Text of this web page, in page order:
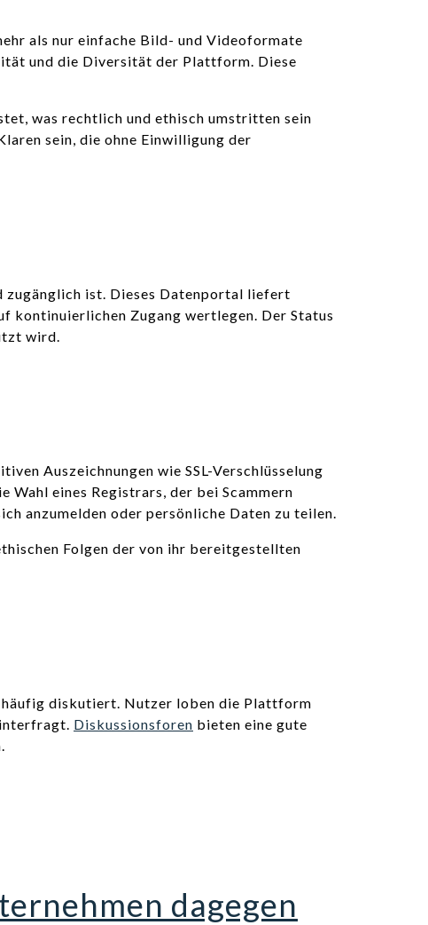
als nur einfache Bild- und Videoformate
und die Diversität der Plattform. Diese
was rechtlich und ethisch umstritten sein
sein, die ohne Einwilligung der
zugänglich ist. Dieses Datenportal liefert
kontinuierlichen Zugang wertlegen. Der Status
wird.
Auszeichnungen wie SSL-Verschlüsselung
Wahl eines Registrars, der bei Scammern
anzumelden oder persönliche Daten zu teilen.
Folgen der von ihr bereitgestellten
häufig diskutiert. Nutzer loben die Plattform
Diskussionsforen bieten eine gute
dagegen